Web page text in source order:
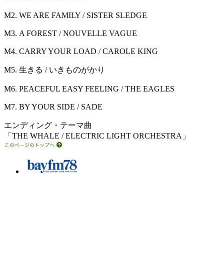
M2. WE ARE FAMILY / SISTER SLEDGE
M3. A FOREST / NOUVELLE VAGUE
M4. CARRY YOUR LOAD / CAROLE KING
M5. 生きる / いきものがかり
M6. PEACEFUL EASY FEELING / THE EAGLES
M7. BY YOUR SIDE / SADE
エンディング・テーマ曲
「THE WHALE / ELECTRIC LIGHT ORCHESTRA」